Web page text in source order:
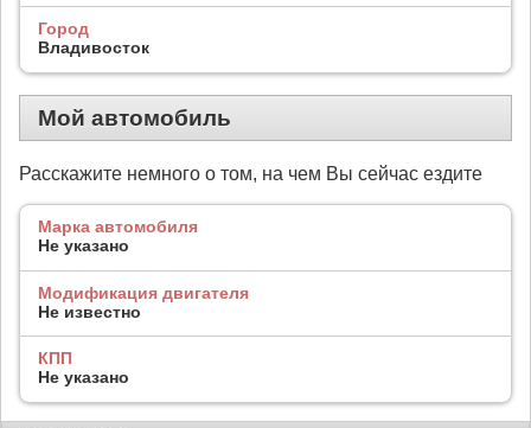
Город
Владивосток
Мой автомобиль
Расскажите немного о том, на чем Вы сейчас ездите
Марка автомобиля
Не указано
Модификация двигателя
Не известно
КПП
Не указано